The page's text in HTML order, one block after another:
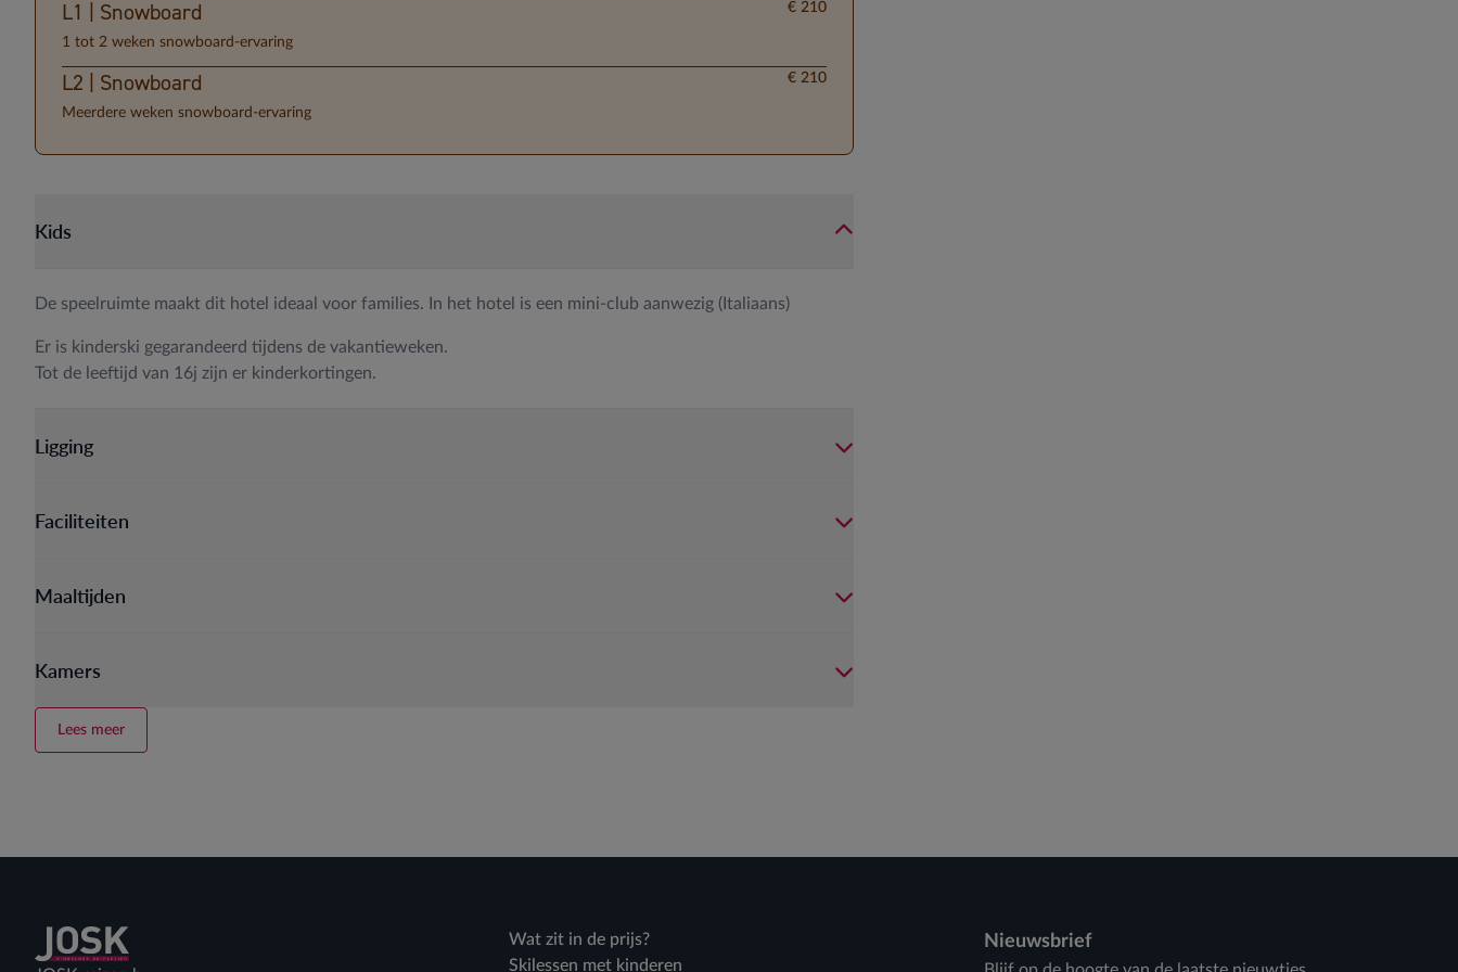
L1 | Snowboard
1 tot 2 weken snowboard-ervaring
€ 210
L2 | Snowboard
Meerdere weken snowboard-ervaring
€ 210
Kids
De speelruimte maakt dit hotel ideaal voor families. In het hotel is een mini-club aanwezig (Italiaans)
Er is kinderski gegarandeerd tijdens de vakantieweken.
Tot de leeftijd van 16j zijn er kinderkortingen.
Ligging
Faciliteiten
Maaltijden
Kamers
Lees meer
Terug naar home
Wat zit in de prijs?
Skilessen met kinderen
Nieuwsbrief